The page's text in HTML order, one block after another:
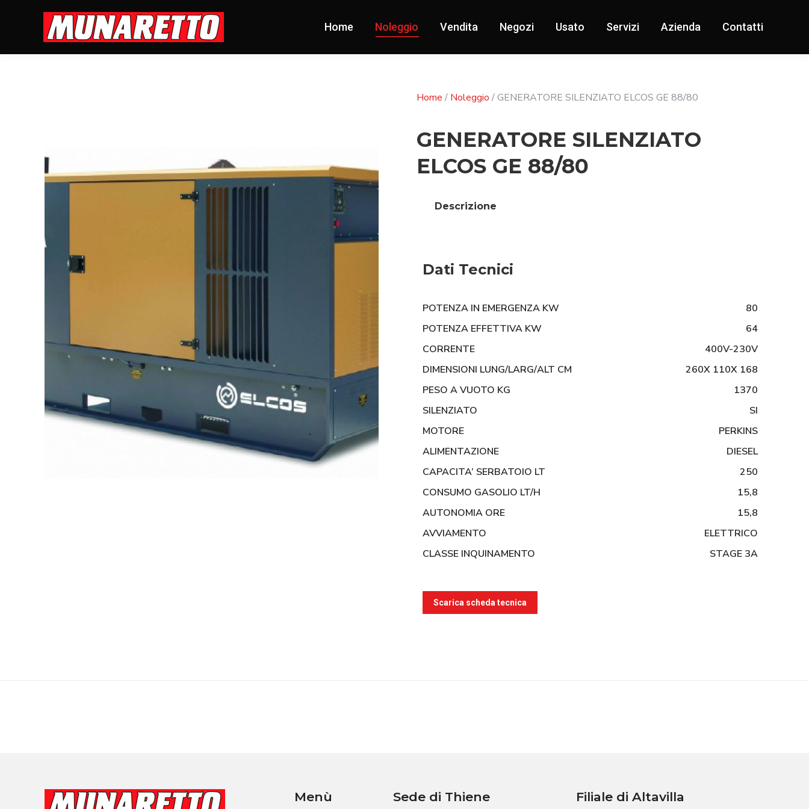
Home Noleggio Vendita Negozi Usato Servizi Azienda Contatti
Home / Noleggio / GENERATORE SILENZIATO ELCOS GE 88/80
GENERATORE SILENZIATO
ELCOS GE 88/80
Descrizione
Dati Tecnici
POTENZA IN EMERGENZA KW
80
POTENZA EFFETTIVA KW
64
CORRENTE
400V-230V
DIMENSIONI LUNG/LARG/ALT CM
260X 110X 168
PESO A VUOTO KG
1370
SILENZIATO
SI
MOTORE
PERKINS
ALIMENTAZIONE
DIESEL
CAPACITA’ SERBATOIO LT
250
CONSUMO GASOLIO LT/H
15,8
AUTONOMIA ORE
15,8
AVVIAMENTO
ELETTRICO
CLASSE INQUINAMENTO
STAGE 3A
Scarica scheda tecnica
Menù Sede di Thiene Filiale di Altavilla